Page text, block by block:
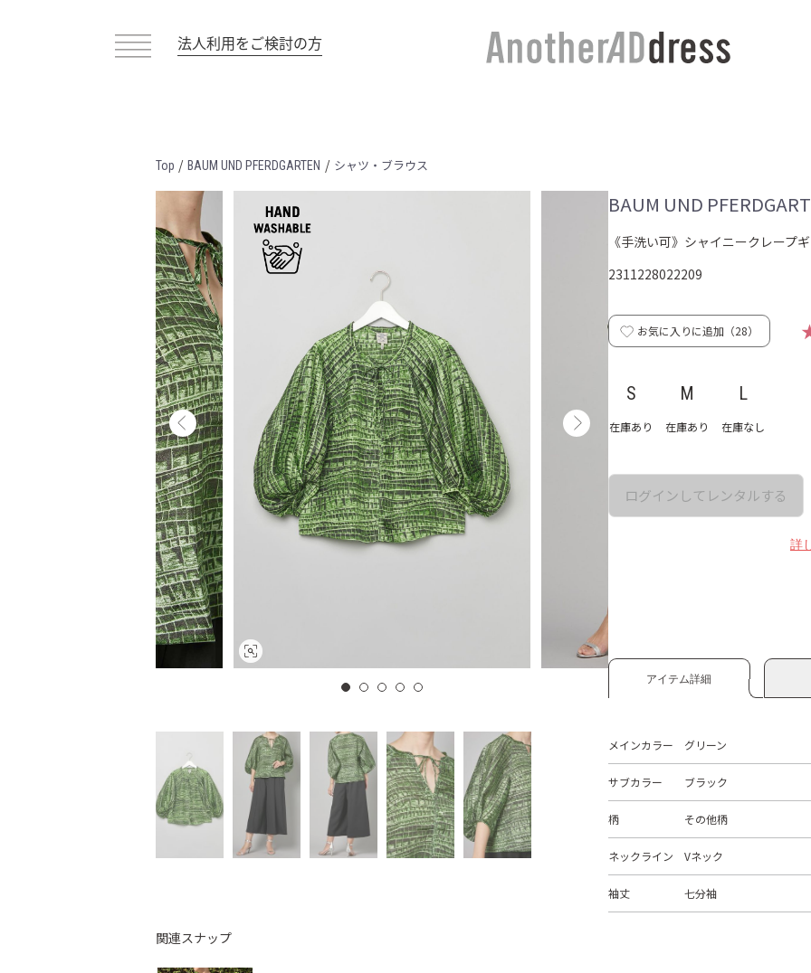
法人利用をご検討の方
Top / BAUM UND PFERDGARTEN / シャツ・ブラウス
関連スナップ
BAUM UND
《手洗い可》シャイニークレープ
2311228022209
お気に入りに追加（28）
S
在庫あり
M
在庫あり
L
在庫なし
ログインしてレンタルする
詳
アイテム詳細
メインカラー グリーン
サブカラー ブラック
柄 その他柄
ネックライン Vネック
袖丈 七分袖